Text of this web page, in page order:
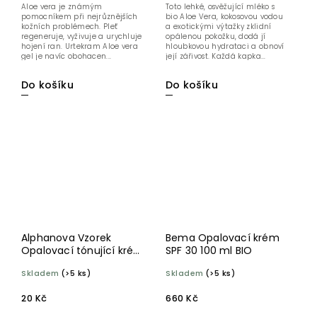
Do košíku
Aloe vera je známým
pomocníkem při nejrůznějších
kožních problémech. Pleť
regeneruje, vyživuje a urychluje
hojení ran. Urtekram Aloe vera
gel je navíc obohacen...
Do košíku
Toto lehké, osvěžující mléko s
bio Aloe Vera, kokosovou vodou
a exotickými výtažky zklidní
opálenou pokožku, dodá jí
hloubkovou hydrataci a obnoví
její zářivost. Každá kapka...
Alphanova Vzorek
Opalovací tónující krém
Skladem (>5 ks)
20 Kč
Bema Opalovací krém
SPF 30 100 ml BIO
Skladem (>5 ks)
660 Kč